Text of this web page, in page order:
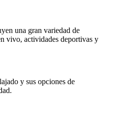
una gran variedad de
vivo, actividades deportivas y
y sus opciones de